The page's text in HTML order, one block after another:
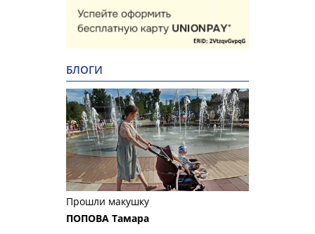
БЛОГИ
Прошли макушку
ПОПОВА Тамара